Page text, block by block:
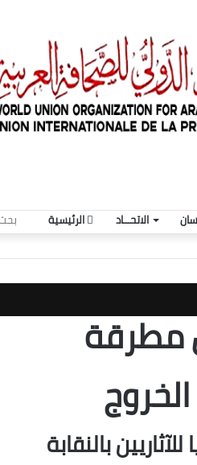
الرئيسية الاتحـــاد
بحث
مطرقة
بالنقابة